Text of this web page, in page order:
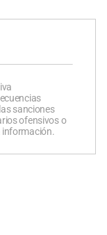
sanciones
ofensivos o
información.